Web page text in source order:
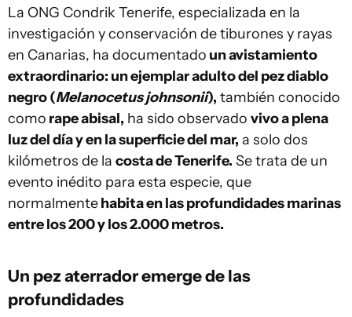
La ONG Condrik Tenerife, especializada en la
investigación y conservación de tiburones y rayas
en Canarias, ha documentado un avistamiento
extraordinario: un ejemplar adulto del pez diablo
negro (Melanocetus johnsonii), también conocido
como rape abisal, ha sido observado vivo a plena
luz del día y en la superficie del mar, a solo dos
kilómetros de la costa de Tenerife. Se trata de un
evento inédito para esta especie, que
normalmentehabita en las profundidades marinas
entre los 200 y los 2.000 metros.
Un pez aterrador emerge de las
profundidades